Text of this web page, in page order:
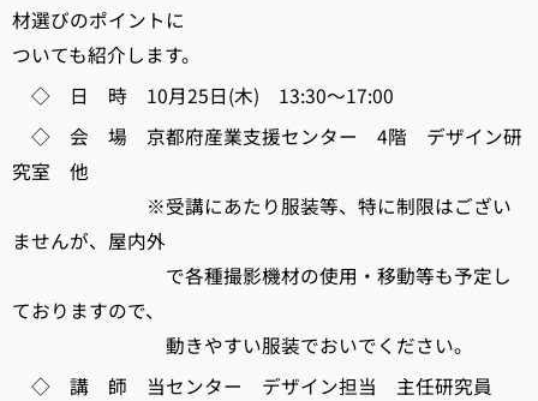
材選びのポイントに
ついても紹介します。
◇ 日 時 10月25日(木) 13:30～17:00
◇ 会 場 京都府産業支援センター 4階 デザイン研
究室 他
※受講にあたり服装等、特に制限はござい
ませんが、屋内外
で各種撮影機材の使用・移動等も予定し
ておりますので、
動きやすい服装でおいでください。
◇ 講 師 当センター デザイン担当 主任研究員